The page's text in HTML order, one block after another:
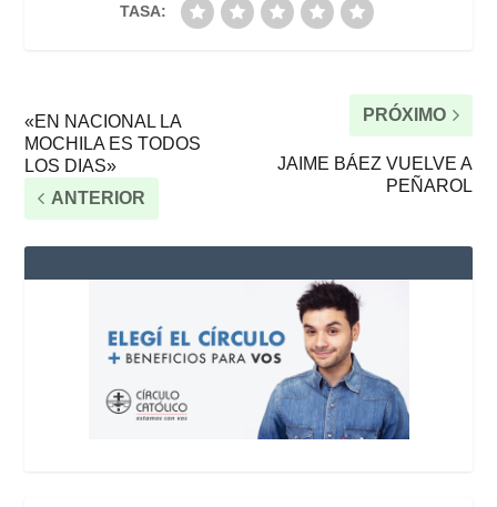
TASA:
«EN NACIONAL LA
MOCHILA ES TODOS
LOS DIAS»
ANTERIOR
PRÓXIMO
JAIME BÁEZ VUELVE A
PEÑAROL